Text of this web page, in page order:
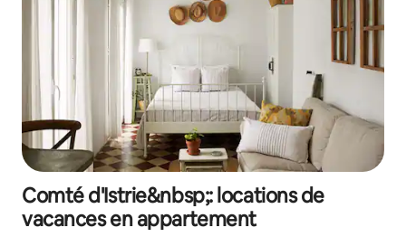
Comté d'Istrie&nbsp;: locations de
vacances en appartement